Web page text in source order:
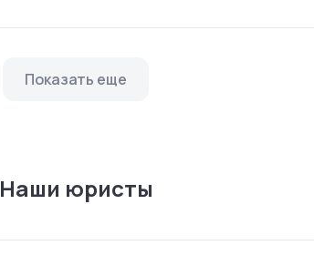
Показать еще
Наши юристы